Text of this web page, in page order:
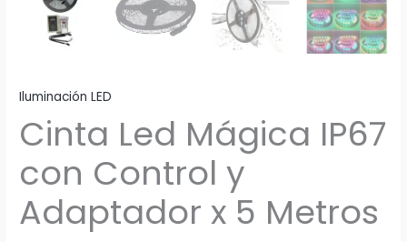
Iluminación LED
Cinta Led Mágica IP67
con Control y
Adaptador x 5 Metros